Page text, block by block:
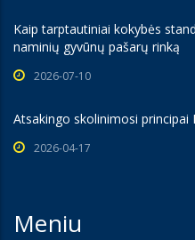
Kaip tarptautiniai kokybės
naminių gyvūnų pašarų rinką
2026-07-10
Atsakingo skolinimosi principai
2026-04-17
Meniu